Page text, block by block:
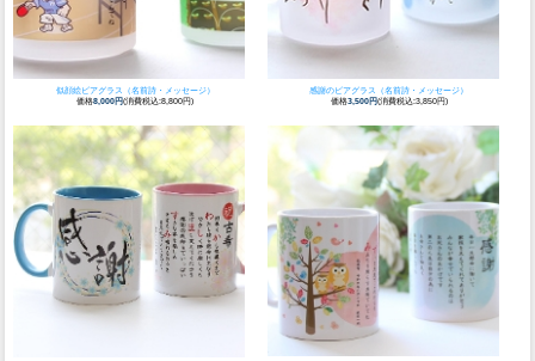
似顔絵ビアグラス（名前詩・メッセージ）
価格8,000円(消費税込:8,800円)
感謝のビアグラス（名前詩・メッセージ）
価格3,500円(消費税込:3,850円)